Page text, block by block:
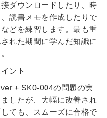
ダウンロードしたり、時
読書メモを作成したりで
どを練習します。最も重
れた期間に学んだ知識に
+ SK0-004の問題の実
したが、大幅に改善され
ても、スムーズに合格で